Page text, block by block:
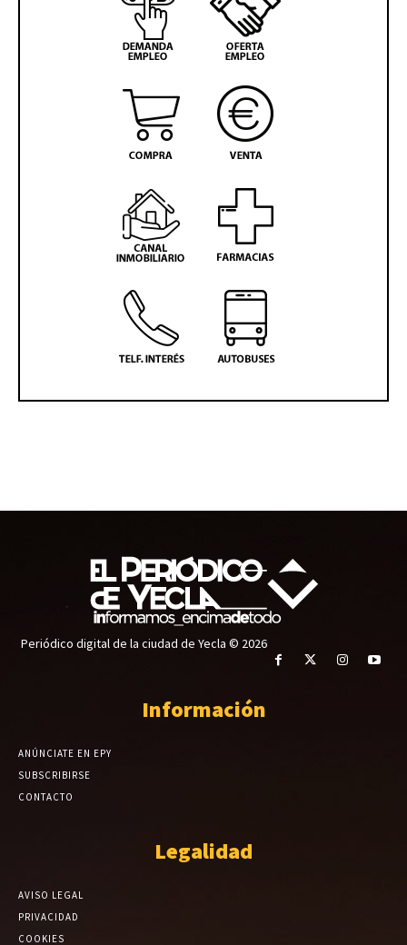
Periódico digital de la ciudad de Yecla © 2026
Información
ANÚNCIATE EN EPY
SUBSCRIBIRSE
CONTACTO
Legalidad
AVISO LEGAL
PRIVACIDAD
COOKIES